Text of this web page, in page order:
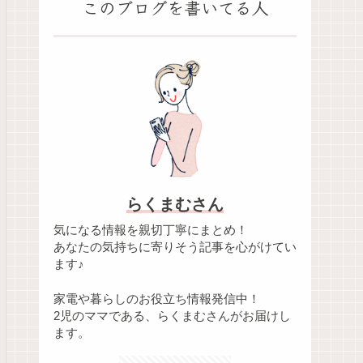
このブログを書いてる人
らくまむさん
気になる情報を親切丁寧にまとめ！
あなたの気持ちに寄りそう記事を心がけてい
ます♪
家電や暮らしのお役立ち情報発信中！
2児のママである、らくまむさんがお届けし
ます。